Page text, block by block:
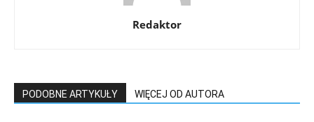
Redaktor
PODOBNE ARTYKUŁY WIĘCEJ OD AUTORA